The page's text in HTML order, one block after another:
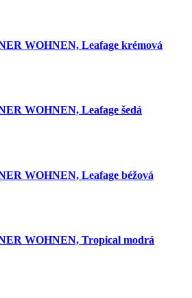
WOHNEN, Leafage krémová
WOHNEN, Leafage šedá
WOHNEN, Leafage béžová
WOHNEN, Tropical modrá